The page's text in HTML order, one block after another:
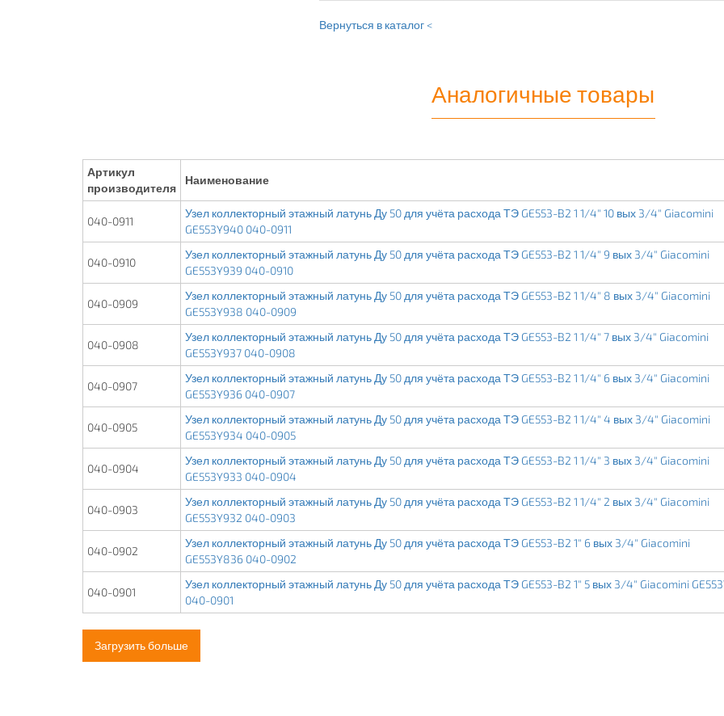
Вернуться в каталог <
Аналогичные товары
Артикул
производителя
Наименование
040-0911
Узел коллекторный этажный латунь Ду 50 для учёта расхода ТЭ GE553-B2 1 1/4" 10 вых 3/4" Giacomini
GE553Y940 040-0911
040-0910
Узел коллекторный этажный латунь Ду 50 для учёта расхода ТЭ GE553-B2 1 1/4" 9 вых 3/4" Giacomini
GE553Y939 040-0910
040-0909
Узел коллекторный этажный латунь Ду 50 для учёта расхода ТЭ GE553-B2 1 1/4" 8 вых 3/4" Giacomini
GE553Y938 040-0909
040-0908
Узел коллекторный этажный латунь Ду 50 для учёта расхода ТЭ GE553-B2 1 1/4" 7 вых 3/4" Giacomini
GE553Y937 040-0908
040-0907
Узел коллекторный этажный латунь Ду 50 для учёта расхода ТЭ GE553-B2 1 1/4" 6 вых 3/4" Giacomini
GE553Y936 040-0907
040-0905
Узел коллекторный этажный латунь Ду 50 для учёта расхода ТЭ GE553-B2 1 1/4" 4 вых 3/4" Giacomini
GE553Y934 040-0905
040-0904
Узел коллекторный этажный латунь Ду 50 для учёта расхода ТЭ GE553-B2 1 1/4" 3 вых 3/4" Giacomini
GE553Y933 040-0904
040-0903
Узел коллекторный этажный латунь Ду 50 для учёта расхода ТЭ GE553-B2 1 1/4" 2 вых 3/4" Giacomini
GE553Y932 040-0903
040-0902
Узел коллекторный этажный латунь Ду 50 для учёта расхода ТЭ GE553-B2 1" 6 вых 3/4" Giacomini
GE553Y836 040-0902
040-0901
Узел коллекторный этажный латунь Ду 50 для учёта расхода ТЭ GE553-B2 1" 5 вых 3/4" Giacomini
040-0901
Загрузить больше